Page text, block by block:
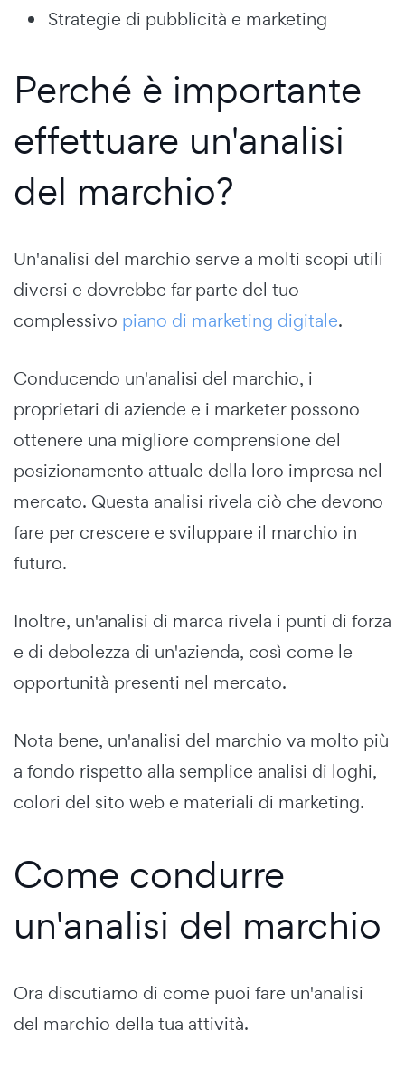
Strategie di pubblicità e marketing
Perché è importante
effettuare un'analisi
del marchio?
Un'analisi del marchio serve a molti scopi utili
diversi e dovrebbe far parte del tuo
complessivo piano di marketing digitale.
Conducendo un'analisi del marchio, i
proprietari di aziende e i marketer possono
ottenere una migliore comprensione del
posizionamento attuale della loro impresa nel
mercato. Questa analisi rivela ciò che devono
fare per crescere e sviluppare il marchio in
futuro.
Inoltre, un'analisi di marca rivela i punti di forza
e di debolezza di un'azienda, così come le
opportunità presenti nel mercato.
Nota bene, un'analisi del marchio va molto più
a fondo rispetto alla semplice analisi di loghi,
colori del sito web e materiali di marketing.
Come condurre
un'analisi del marchio
Ora discutiamo di come puoi fare un'analisi
del marchio della tua attività.